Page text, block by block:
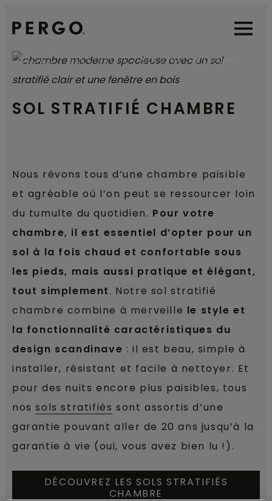
OpenOpen
SOL STRATIFIÉ CHAMBRE
ACCUEIL SOL STRATIFIÉ SOL STRATIFIÉ CHAMBRE
Nous rêvons tous d’une chambre paisible
et agréable où l’on peut se ressourcer loin
du tumulte du quotidien. Pour votre
chambre, il est essentiel d’opter pour un
sol à la fois chaud et confortable sous
les pieds, mais aussi pratique et élégant,
tout simplement. Notre sol stratifié
chambre combine à merveille le style et
la fonctionnalité caractéristiques du
design scandinave : il est beau, simple à
installer, résistant et facile à nettoyer. Et
pour des nuits encore plus paisibles, tous
nossols stratifiés sont assortis d’une
garantie pouvant aller de 20 ans jusqu’à la
garantie à vie (oui, vous avez bien lu !).
DÉCOUVREZ LES SOLS STRATIFIÉS
CHAMBRE